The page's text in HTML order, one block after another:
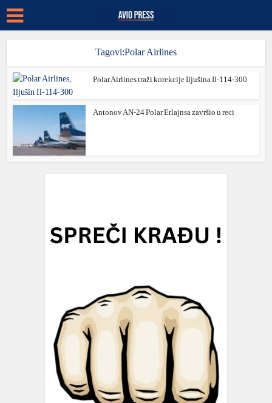
Tagovi:Polar Airlines
Polar Airlines traži korekcije Iljušina Il-114-300
Antonov AN-24 Polar Erlajnsa završio u reci